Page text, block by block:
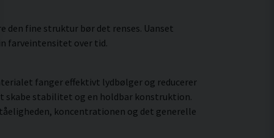
den fine struktur bør det renses. Uanset
farveintensitet over tid.
fanger effektivt lydbølger og reducerer
skabe stabilitet og en holdbar konstruktion.
koncentrationen og det generelle